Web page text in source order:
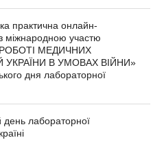
практична онлайн-
міжнародною участю
МЕДИЧНИХ
УКРАЇНИ В УМОВАХ ВІЙНИ»
дня лабораторної
день лабораторної